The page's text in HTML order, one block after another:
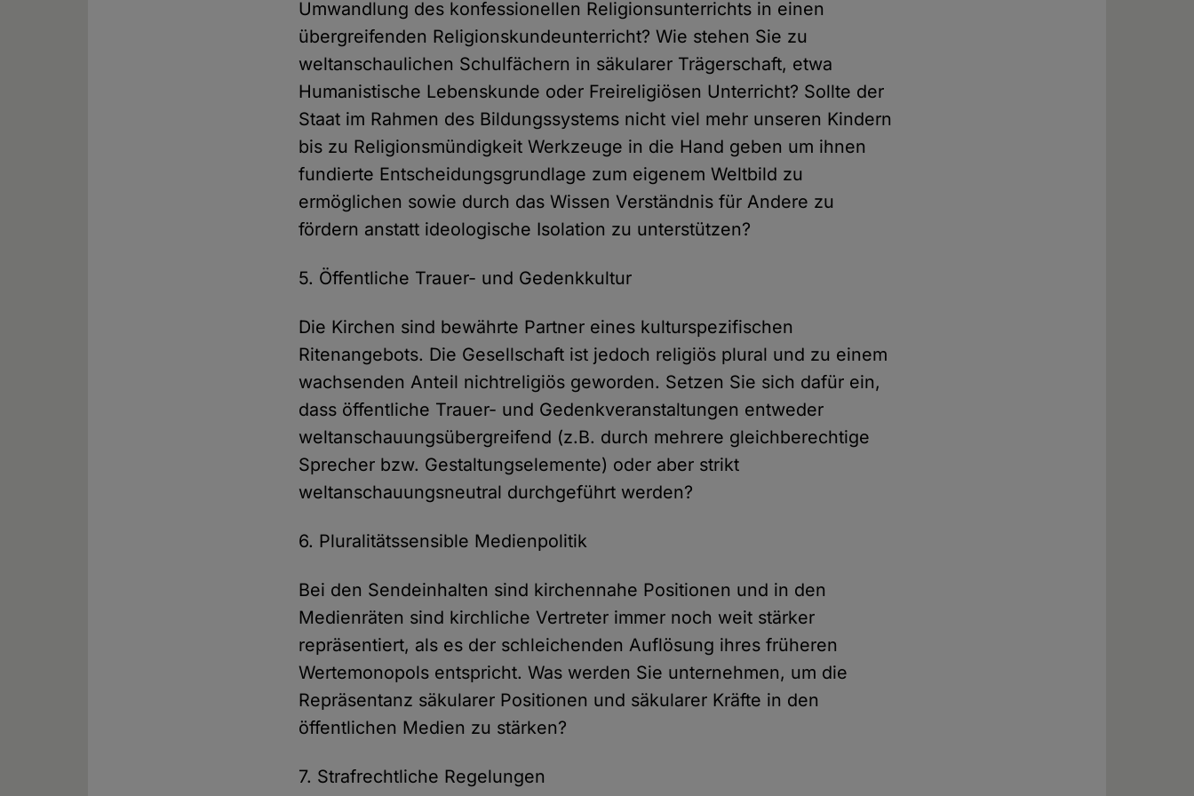
Umwandlung des konfessionellen Religionsunterrichts in einen
übergreifenden Religionskundeunterricht? Wie stehen Sie zu
weltanschaulichen Schulfächern in säkularer Trägerschaft, etwa
Humanistische Lebenskunde oder Freireligiösen Unterricht? Sollte der
Staat im Rahmen des Bildungssystems nicht viel mehr unseren Kindern
bis zu Religionsmündigkeit Werkzeuge in die Hand geben um ihnen
fundierte Entscheidungsgrundlage zum eigenem Weltbild zu
ermöglichen sowie durch das Wissen Verständnis für Andere zu
fördern anstatt ideologische Isolation zu unterstützen?
5. Öffentliche Trauer- und Gedenkkultur
Die Kirchen sind bewährte Partner eines kulturspezifischen
Ritenangebots. Die Gesellschaft ist jedoch religiös plural und zu einem
wachsenden Anteil nichtreligiös geworden. Setzen Sie sich dafür ein,
dass öffentliche Trauer- und Gedenkveranstaltungen entweder
weltanschauungsübergreifend (z.B. durch mehrere gleichberechtige
Sprecher bzw. Gestaltungselemente) oder aber strikt
weltanschauungsneutral durchgeführt werden?
6. Pluralitätssensible Medienpolitik
Bei den Sendeinhalten sind kirchennahe Positionen und in den
Medienräten sind kirchliche Vertreter immer noch weit stärker
repräsentiert, als es der schleichenden Auflösung ihres früheren
Wertemonopols entspricht. Was werden Sie unternehmen, um die
Repräsentanz säkularer Positionen und säkularer Kräfte in den
öffentlichen Medien zu stärken?
7. Strafrechtliche Regelungen